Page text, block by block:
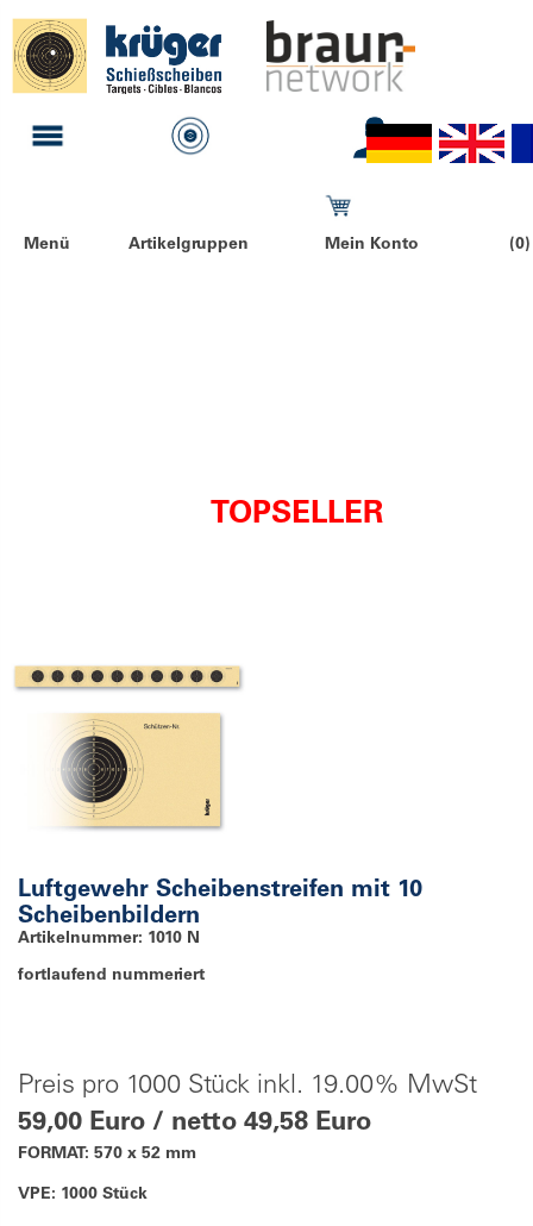
Menü Artikelgruppen Mein Konto
TOPSELLER
Luftgewehr Scheibenstreifen mit 10
Scheibenbildern
Artikelnummer: 1010 N
fortlaufend nummeriert
Preis pro 1000 Stück inkl. 19.00% MwSt
59,00 Euro / netto 49,58 Euro
FORMAT: 570 x 52 mm
VPE: 1000 Stück